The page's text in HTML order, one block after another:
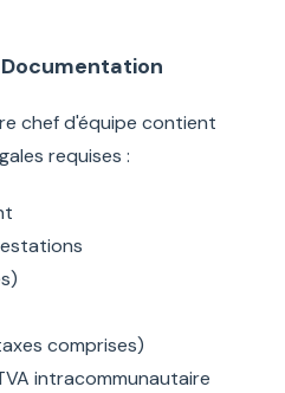
Documentation
chef d'équipe contient
requises :
comprises)
intracommunautaire